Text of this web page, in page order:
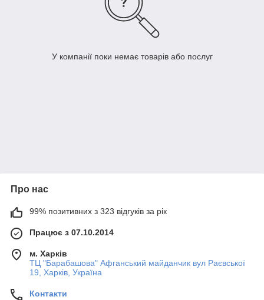
У компанії поки немає товарів або послуг
Про нас
99% позитивних з 323 відгуків за рік
Працює з 07.10.2014
м. Харків
ТЦ "Барабашова" Афганський майданчик вул Раєвської
19, Харків, Україна
Контакти